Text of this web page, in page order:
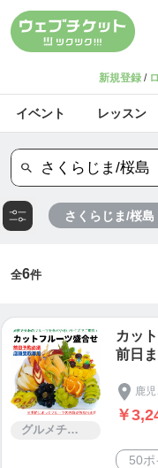
新規登録 /
イベント レッスン
さくらじま/桜島
全6件
グルメチケット
カッ
前日
￥
50ポ